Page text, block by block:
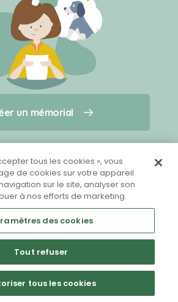
un mémorial
sommes-nous ?
Nous contacter
Partager sur Facebook
un mémorial
tous les cookies », vous
de cookies sur votre appareil
sur le site, analyser son
à nos efforts de marketing.
des cookies
Tout refuser
tous les cookies